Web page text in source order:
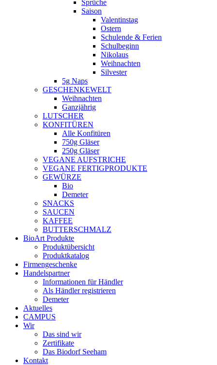
Sprüche
Saison
Valentinstag
Ostern
Schulende & Ferien
Schulbeginn
Nikolaus
Weihnachten
Silvester
5g Naps
GESCHENKEWELT
Weihnachten
Ganzjährig
LUTSCHER
KONFITÜREN
Alle Konfitüren
750g Gläser
250g Gläser
VEGANE AUFSTRICHE
VEGANE FERTIGPRODUKTE
GEWÜRZE
Bio
Demeter
SNACKS
SAUCEN
KAFFEE
BUTTERSCHMALZ
BioArt Produkte
Produktübersicht
Produktkatalog
Firmengeschenke
Handelspartner
Informationen für Händler
Als Händler registrieren
Demeter
Aktuelles
CAMPUS
Wir
Das sind wir
Zertifikate
Das Biodorf Seeham
Kontakt